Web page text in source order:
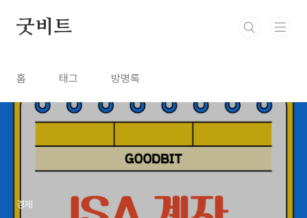
굿비트
홈 태그 방명록
경제